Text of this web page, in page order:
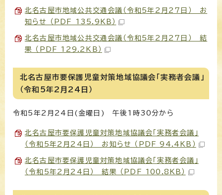
北名古屋市地域公共交通会議（令和5年2月27日） お
知らせ （PDF 135.9KB）
北名古屋市地域公共交通会議（令和5年2月27日） 結
果 （PDF 129.2KB）
北名古屋市要保護児童対策地域協議会「実務者会議」
（令和5年2月24日）
令和5年2月24日(金曜日) 午後1時30分から
北名古屋市要保護児童対策地域協議会「実務者会議」
（令和5年2月24日） お知らせ （PDF 94.4KB）
北名古屋市要保護児童対策地域協議会「実務者会議」
（令和5年2月24日） 結果 （PDF 100.8KB）